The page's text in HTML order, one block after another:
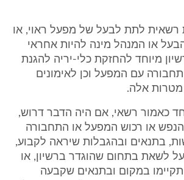
רשאית לתת לבעל של מפעל ראוי, או
או המנהל מינה להיות אחראי
מיוחד להחזקת כלי-יריה להגנת
עם המפעל וכן לאימונים
אלה.
כאמור רשאי, אם היה הדבר דרוש,
או רכוש המפעל או התחבורה
בתנאים ובהגבלות שיראה לקבוע,
לשאת בתחום שהוגדר ברשיון, או
במקום ובתנאים שקבעה